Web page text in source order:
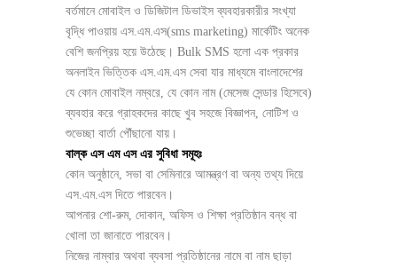
বর্তমানে মোবাইল ও ডিজিটাল ডিভাইস ব্যবহারকারীর সংখ্যা
বৃদ্ধি পাওয়ায় এস.এম.এস(sms marketing) মার্কেটিং অনেক
বেশি জনপ্রিয় হয়ে উঠেছে। Bulk SMS হলো এক প্রকার
অনলাইন ভিত্তিক এস.এম.এস সেবা যার মাধ্যমে বাংলাদেশের
যে কোন মোবাইল নম্বরে, যে কোন নাম (মেসেজ সেন্ডার হিসেবে)
ব্যবহার করে গ্রাহকদের কাছে খুব সহজে বিজ্ঞাপন, নোটিশ ও
শুভেচ্ছা বার্তা পৌঁছানো যায়।
বাল্ক এস এম এস এর সুবিধা সমূহঃ
কোন অনুষ্ঠানে, সভা বা সেমিনারে আমন্ত্রণ বা অন্য তথ্য দিয়ে
এস.এম.এস দিতে পারবেন।
আপনার শো-রুম, দোকান, অফিস ও শিক্ষা প্রতিষ্ঠান বন্ধ বা
খোলা তা জানাতে পারবেন।
নিজের নাম্বার অথবা ব্যবসা প্রতিষ্ঠানের নামে বা নাম ছাড়া